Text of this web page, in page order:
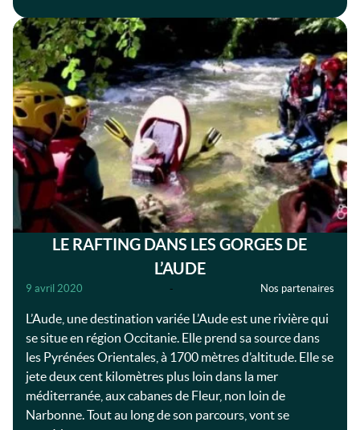
LE RAFTING DANS LES GORGES DE
L’AUDE
9 avril 2020 - Nos partenaires
L’Aude, une destination variée L’Aude est une rivière qui
se situe en région Occitanie. Elle prend sa source dans
les Pyrénées Orientales, à 1700 mètres d’altitude. Elle se
jete deux cent kilomètres plus loin dans la mer
méditerranée, aux cabanes de Fleur, non loin de
Narbonne. Tout au long de son parcours, vont se